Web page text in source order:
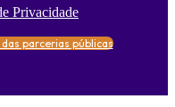
Privacidade
parcerias públicas